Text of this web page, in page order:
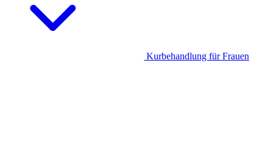
Kurbehandlung für Frauen